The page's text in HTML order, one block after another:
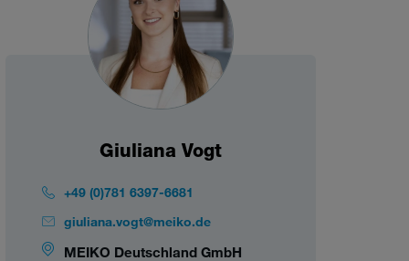
Giuliana Vogt
+49 (0)781 6397-6681
giuliana.vogt@meiko.de
MEIKO Deutschland GmbH